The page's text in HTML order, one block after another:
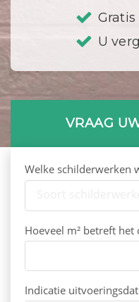
U
VRAAG
Welke schilderwerken
Hoeveel m² betreft het
Indicatie